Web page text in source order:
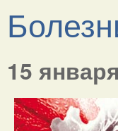
15